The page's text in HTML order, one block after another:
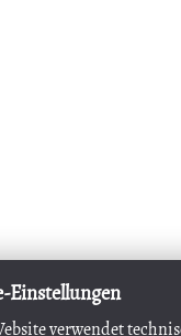
Einstellungen
verwendet